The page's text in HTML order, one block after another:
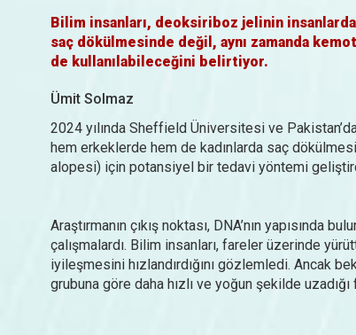
Bilim insanları, deoksiriboz jelinin
saç dökülmesinde değil, aynı zamanda
de kullanılabileceğini belirtiyor.
Ümit Solmaz
2024 yılında Sheffield Üniversitesi ve
hem erkeklerde hem de kadınlarda saç
alopesi) için potansiyel bir tedavi yöntemi
Araştırmanın çıkış noktası, DNA’nın
çalışmalardı. Bilim insanları, fareler üzerinde
iyileşmesini hızlandırdığını gözlemledi. Ancak
grubuna göre daha hızlı ve yoğun şekilde